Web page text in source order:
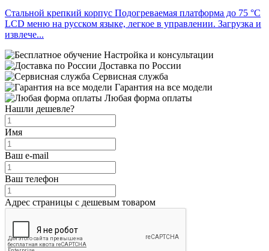
Стальной крепкий корпус Подогреваемая платформа до 75 °C
LCD меню на русском языке, легкое в управлении. Загрузка и
извлече...
Настройка и консультации
Доставка по России
Сервисная служба
Гарантия на все модели
Любая форма оплаты
Нашли дешевле?
Имя
Ваш e-mail
Ваш телефон
Адрес страницы с дешевым товаром